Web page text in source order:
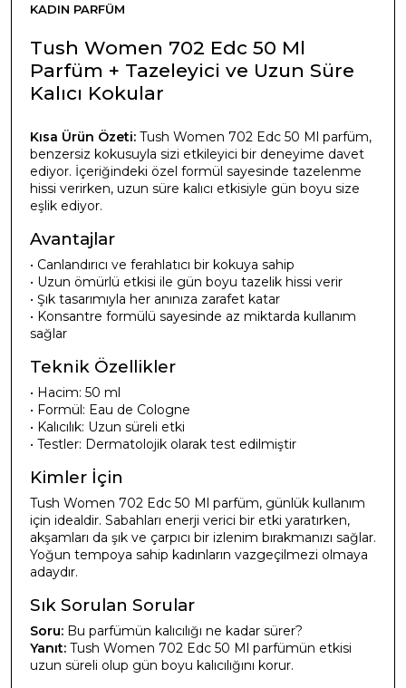
KADIN PARFÜM
Tush Women 702 Edc 50 Ml
Parfüm + Tazeleyici ve Uzun Süre
Kalıcı Kokular
Kısa Ürün Özeti: Tush Women 702 Edc 50 Ml parfüm,
benzersiz kokusuyla sizi etkileyici bir deneyime davet
ediyor. İçeriğindeki özel formül sayesinde tazelenme
hissi verirken, uzun süre kalıcı etkisiyle gün boyu size
eşlik ediyor.
Avantajlar
• Canlandırıcı ve ferahlatıcı bir kokuya sahip
• Uzun ömürlü etkisi ile gün boyu tazelik hissi verir
• Şık tasarımıyla her anınıza zarafet katar
• Konsantre formülü sayesinde az miktarda kullanım
sağlar
Teknik Özellikler
• Hacim: 50 ml
• Formül: Eau de Cologne
• Kalıcılık: Uzun süreli etki
• Testler: Dermatolojik olarak test edilmiştir
Kimler İçin
Tush Women 702 Edc 50 Ml parfüm, günlük kullanım
için idealdir. Sabahları enerji verici bir etki yaratırken,
akşamları da şık ve çarpıcı bir izlenim bırakmanızı sağlar.
Yoğun tempoya sahip kadınların vazgeçilmezi olmaya
adaydır.
Sık Sorulan Sorular
Soru: Bu parfümün kalıcılığı ne kadar sürer?
Yanıt: Tush Women 702 Edc 50 Ml parfümün etkisi
uzun süreli olup gün boyu kalıcılığını korur.